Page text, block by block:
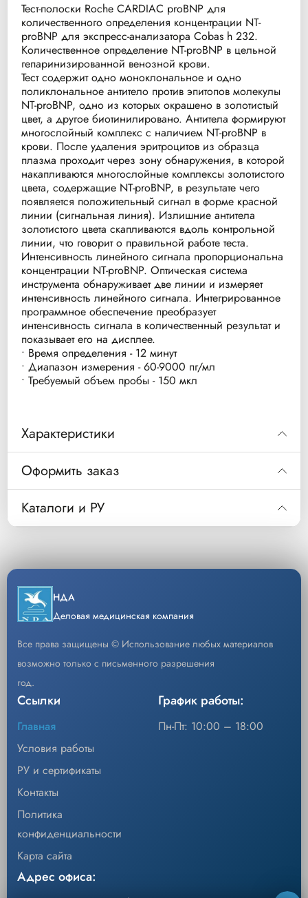
Характеристики
Оформить заказ
Каталоги и РУ
Тест-полоски Roche CARDIAC proBNP для
количественного определения концентрации NT-
proBNP для экспресс-анализатора Cobas h 232.
Количественное определение NT-proBNP в цельной
гепаринизированной венозной крови.
Тест содержит одно моноклональное и одно
поликлональное антитело против эпитопов молекулы
NT‑proBNP, одно из которых окрашено в золотистый
цвет, а другое биотинилировано. Антитела формируют
многослойный комплекс с наличием NT‑proBNP в
крови. После удаления эритроцитов из образца
плазма проходит через зону обнаружения, в которой
накапливаются многослойные комплексы золотистого
цвета, содержащие NT‑proBNP, в результате чего
появляется положительный сигнал в форме красной
линии (сигнальная линия). Излишние антитела
золотистого цвета скапливаются вдоль контрольной
линии, что говорит о правильной работе теста.
Интенсивность линейного сигнала пропорциональна
концентрации NT‑proBNP. Оптическая система
инструмента обнаруживает две линии и измеряет
интенсивность линейного сигнала. Интегрированное
программное обеспечение преобразует
интенсивность сигнала в количественный результат и
показывает его на дисплее.
• Время определения - 12 минут
• Диапазон измерения - 60-9000 пг/мл
• Требуемый объем пробы - 150 мкл
Основные технические характеристики:
Назначение: Количественное определение
NT-proBNP
Совместимость: Портативный анализатор
Тип измерения: Количественный
Сфера применения: Экспресс-диагностика
в пункте оказания медицинской помощи
Преимущество: Быстрое получение
результата и высокая диагностическая
ценность
Код 05533643190
Набор тест-полосок для определения
Уп/шт. 10
Кол-во
Скачать каталог
НДА
Деловая медицинская компания
Все права защищены © Использование любых материалов
возможно только с письменного разрешения
год.
Ссылки
Главная
Условия работы
РУ и сертификаты
Контакты
Политика
конфиденциальности
Карта сайта
График работы:
Пн-Пт: 10:00 – 18:00
Адрес офиса: